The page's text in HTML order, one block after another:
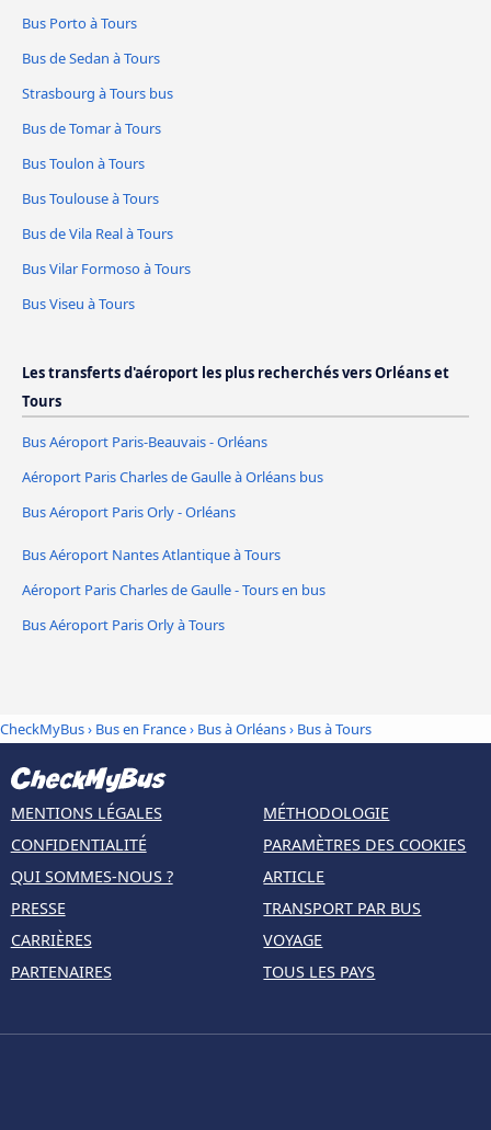
Bus Porto à Tours
Bus de Sedan à Tours
Strasbourg à Tours bus
Bus de Tomar à Tours
Bus Toulon à Tours
Bus Toulouse à Tours
Bus de Vila Real à Tours
Bus Vilar Formoso à Tours
Bus Viseu à Tours
Les transferts d'aéroport les plus recherchés vers Orléans et
Tours
Bus Aéroport Paris-Beauvais - Orléans
Aéroport Paris Charles de Gaulle à Orléans bus
Bus Aéroport Paris Orly - Orléans
Bus Aéroport Nantes Atlantique à Tours
Aéroport Paris Charles de Gaulle - Tours en bus
Bus Aéroport Paris Orly à Tours
CheckMyBus› Bus en France› Bus à Orléans› Bus à Tours
MENTIONS LÉGALES
CONFIDENTIALITÉ
QUI SOMMES-NOUS ?
PRESSE
CARRIÈRES
PARTENAIRES
MÉTHODOLOGIE
PARAMÈTRES DES COOKIES
ARTICLE
TRANSPORT PAR BUS
VOYAGE
TOUS LES PAYS